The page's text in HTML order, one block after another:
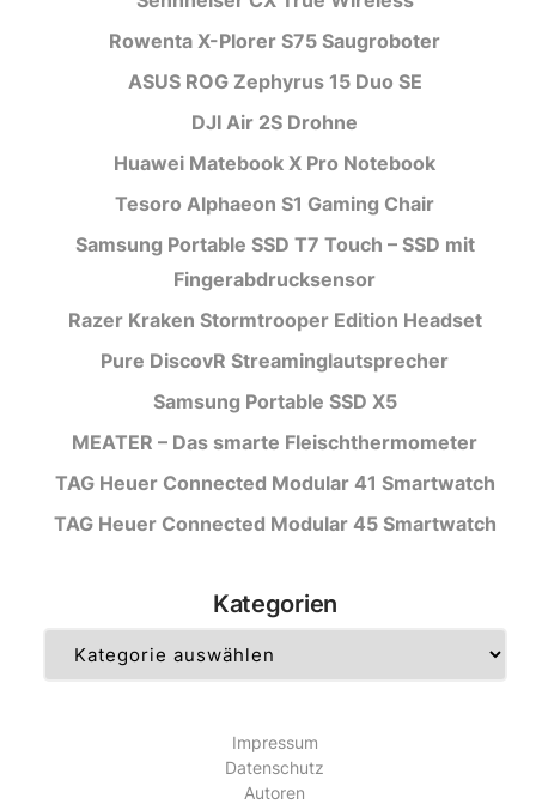
Rowenta X-Plorer S75 Saugroboter
ASUS ROG Zephyrus 15 Duo SE
DJI Air 2S Drohne
Huawei Matebook X Pro Notebook
Tesoro Alphaeon S1 Gaming Chair
Samsung Portable SSD T7 Touch – SSD mit
Fingerabdrucksensor
Razer Kraken Stormtrooper Edition Headset
Pure DiscovR Streaminglautsprecher
Samsung Portable SSD X5
MEATER – Das smarte Fleischthermometer
TAG Heuer Connected Modular 41 Smartwatch
TAG Heuer Connected Modular 45 Smartwatch
Kategorien
Impressum
Datenschutz
Autoren